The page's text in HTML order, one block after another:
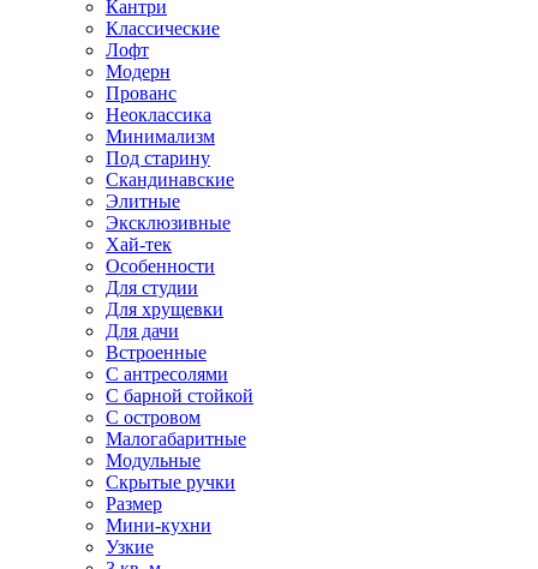
Кантри
Классические
Лофт
Модерн
Прованс
Неоклассика
Минимализм
Под старину
Скандинавские
Элитные
Эксклюзивные
Хай-тек
Особенности
Для студии
Для хрущевки
Для дачи
Встроенные
С антресолями
С барной стойкой
С островом
Малогабаритные
Модульные
Скрытые ручки
Размер
Мини-кухни
Узкие